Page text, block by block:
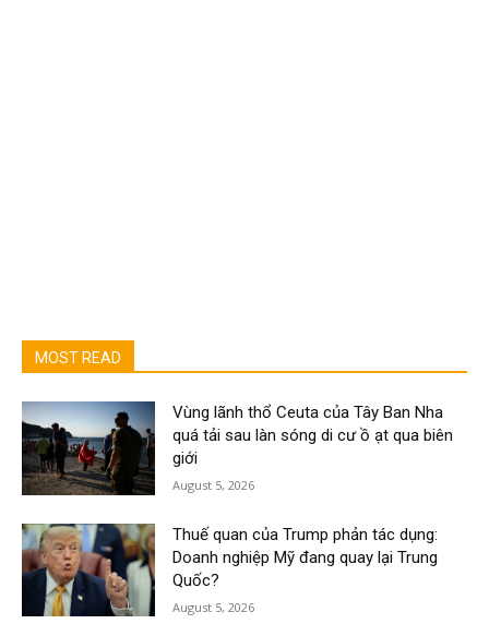
MOST READ
Vùng lãnh thổ Ceuta của Tây Ban Nha
quá tải sau làn sóng di cư ồ ạt qua biên
giới
August 5, 2026
Thuế quan của Trump phản tác dụng:
Doanh nghiệp Mỹ đang quay lại Trung
Quốc?
August 5, 2026